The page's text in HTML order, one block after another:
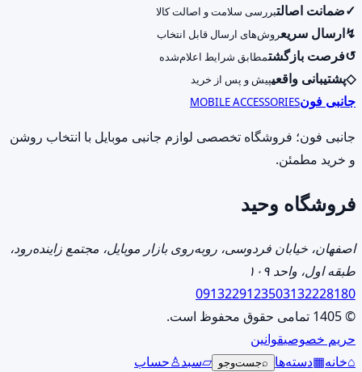
انتخاب
شوند
دارای
انواع
مختلفی
می
باشد.
گزینه
است
صفحه
انتخاب
شوند
✓ضمانت اصالتبررسی سلامت و اصالت کالا
↯ارسال سریعروش‌های ارسال قابل انتخاب
↺فرصت بازگشتمطابق شرایط اعلام‌شده
◇پشتیبانی واقعیپیش و پس از خرید
جانبی فونMOBILE ACCESSORIES
جانبی فون؛ فروشگاه تخصصی لوازم جانبی موبایل با انتخاب روشن
و خرید مطمئن.
فروشگاه وحید
اصفهان، خیابان فردوسی، روبه‌روی بازار موبایل، مجتمع زاینده‌رود،
طبقه اول، واحد ۱۰۹
03132228180
09132291235
© 1405 تمامی حقوق محفوظ است.
حریم خصوصیقوانین
⌂خانه▦دسته‌ها ⌕جست‌وجو ▱سبد♙حساب